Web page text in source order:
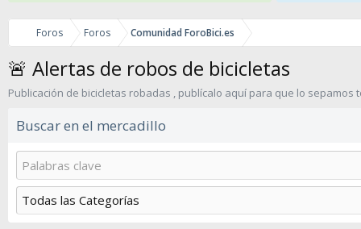
Foros Foros Comunidad ForoBici.es
🚨 Alertas de robos de bicicletas
Publicación de bicicletas robadas , publícalo aquí para que lo
Buscar en el mercadillo